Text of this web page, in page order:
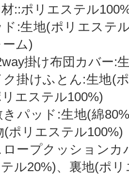
材::ポリエステル
ド:生地(ポリエステ
ム)
掛け布団カバー:
ク掛けふとん:生地(
エステル100%)
きパッド:生地(綿
(ポリエステル100%)
ロープクッションカ
ル20%)、裏地(ポ